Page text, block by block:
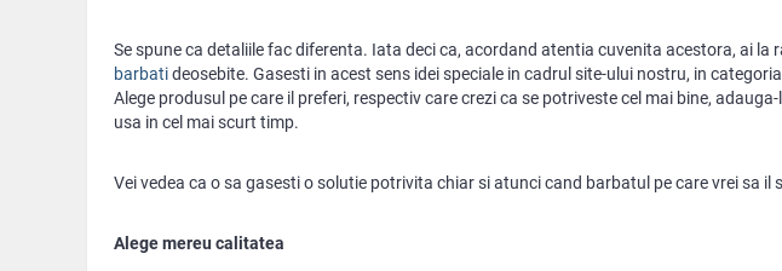
Se spune ca detaliile fac diferenta. Iata deci ca, acordand atentia cuvenita acestora, ai la
barbatideosebite. Gasesti in acest sens idei speciale in cadrul site-ului nostru, in
Alege produsul pe care il preferi, respectiv care crezi ca se potriveste cel mai bine,
usa in cel mai scurt timp.
Vei vedea ca o sa gasesti o solutie potrivita chiar si atunci cand barbatul pe care vrei sa
Alege mereu calitatea